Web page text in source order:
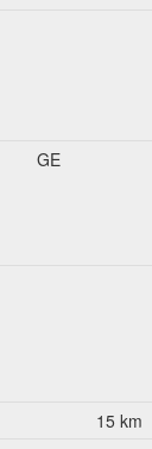
GE
15 km